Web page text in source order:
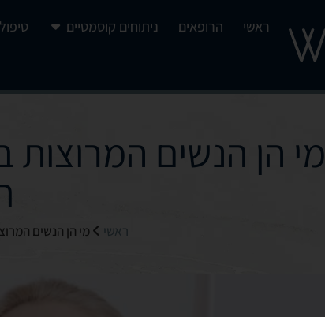
ראשי הרופאים ניתוחים קוסמטיים
מי הן הנשים המרוצות
ראשי מי הן הנשים